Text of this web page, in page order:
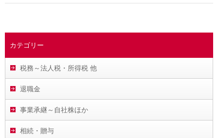
カテゴリー
税務～法人税・所得税 他
退職金
事業承継～自社株ほか
相続・贈与